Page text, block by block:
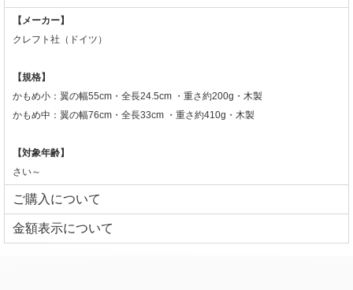
【メーカー】
クレフト社（ドイツ）
【規格】
かもめ小：翼の幅55cm・全長24.5cm ・重さ約200g・木製
かもめ中：翼の幅76cm・全長33cm ・重さ約410g・木製
【対象年齢】
さい～
ご購入について
⾦額表⽰について